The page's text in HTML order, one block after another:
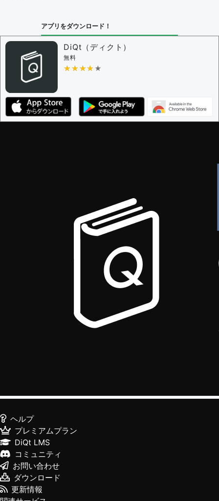
アプリをダウンロード！
DiQt（ディクト）
無料
★★★★★
★★★★★
ヘルプ
プレミアムプラン
DiQt LMS
コミュニティ
お問い合わせ
ダウンロード
更新情報